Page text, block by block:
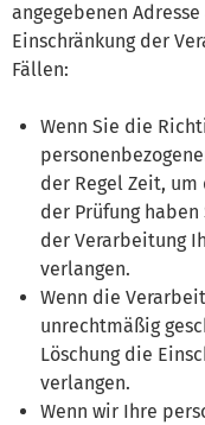
angegebenen
Einschränkung der
Fällen:
Wenn Sie die
der Regel Zeit,
der Prüfung
der Verarbeitung
verlangen.
Wenn die
unrechtmäßig
Löschung die
verlangen.
Wenn wir Ihre